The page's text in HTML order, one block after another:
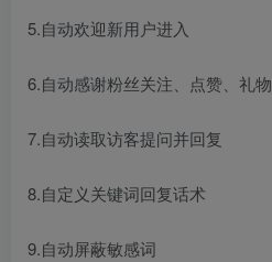
5.自动欢迎新用户进入
6.自动感谢粉丝关注、点赞、礼物
7.自动读取访客提问并回复
8.自定义关键词回复话术
9.自动屏蔽敏感词